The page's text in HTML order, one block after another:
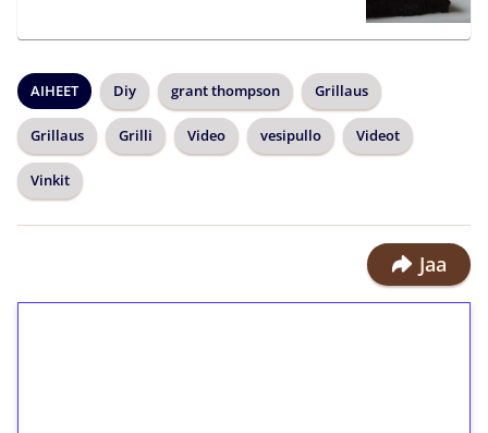
AIHEET Diy grant thompson Grillaus
Grillaus Grilli Video vesipullo Videot
Vinkit
Jaa